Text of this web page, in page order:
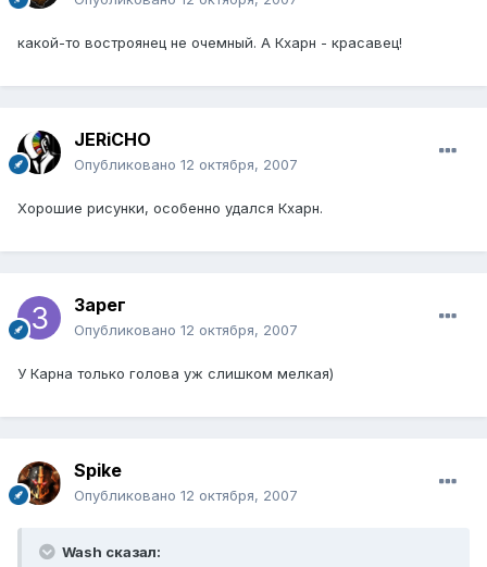
какой-то востроянец не очемный. А Кхарн - красавец!
JERiCHO
Опубликовано 12 октября, 2007
Хорошие рисунки, особенно удался Кхарн.
Зарег
Опубликовано 12 октября, 2007
У Карна только голова уж слишком мелкая)
Spike
Опубликовано 12 октября, 2007
Wash сказал: